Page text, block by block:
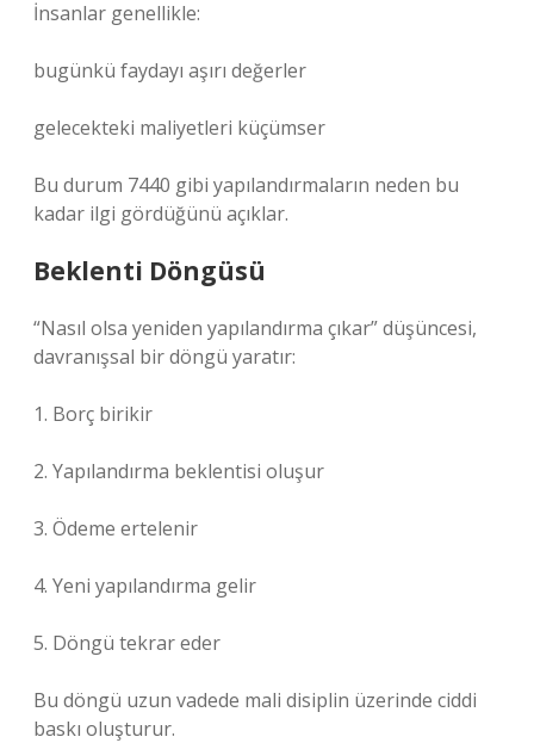
İnsanlar genellikle:
bugünkü faydayı aşırı değerler
gelecekteki maliyetleri küçümser
Bu durum 7440 gibi yapılandırmaların neden bu
kadar ilgi gördüğünü açıklar.
Beklenti Döngüsü
“Nasıl olsa yeniden yapılandırma çıkar” düşüncesi,
davranışsal bir döngü yaratır:
1. Borç birikir
2. Yapılandırma beklentisi oluşur
3. Ödeme ertelenir
4. Yeni yapılandırma gelir
5. Döngü tekrar eder
Bu döngü uzun vadede mali disiplin üzerinde ciddi
baskı oluşturur.